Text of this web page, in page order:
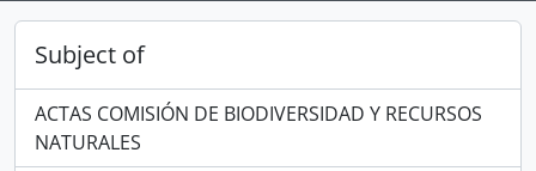
Subject of
ACTAS COMISIÓN DE BIODIVERSIDAD Y RECURSOS
NATURALES